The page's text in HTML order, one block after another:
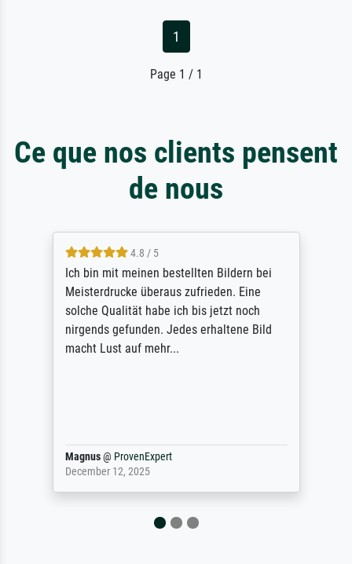
1
Page 1 / 1
Ce que nos clients pensent
de nous
5 / 5
Rundum positive Erfahrung. Die Ausführung
des Auftrags hat eine Weile gedauert, die
angekündigte Lieferzeit wurde aber
letztlich sogar etwas unterschritten. Die
Qualität des Papiers und des Drucks
Dr.@ProvenExpert
February 3, 2026